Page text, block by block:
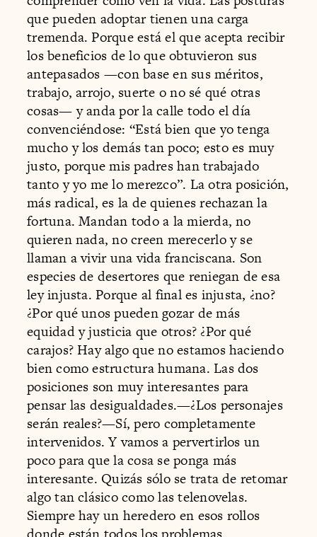
que pueden adoptar tienen una carga
tremenda. Porque está el que acepta recibir
los beneficios de lo que obtuvieron sus
antepasados —con base en sus méritos,
trabajo, arrojo, suerte o no sé qué otras
cosas— y anda por la calle todo el día
convenciéndose: “Está bien que yo tenga
mucho y los demás tan poco; esto es muy
justo, porque mis padres han trabajado
tanto y yo me lo merezco”. La otra posición,
más radical, es la de quienes rechazan la
fortuna. Mandan todo a la mierda, no
quieren nada, no creen merecerlo y se
llaman a vivir una vida franciscana. Son
especies de desertores que reniegan de esa
ley injusta. Porque al final es injusta, ¿no?
¿Por qué unos pueden gozar de más
equidad y justicia que otros? ¿Por qué
carajos? Hay algo que no estamos haciendo
bien como estructura humana. Las dos
posiciones son muy interesantes para
pensar las desigualdades.—¿Los personajes
serán reales?—Sí, pero completamente
intervenidos. Y vamos a pervertirlos un
poco para que la cosa se ponga más
interesante. Quizás sólo se trata de retomar
algo tan clásico como las telenovelas.
Siempre hay un heredero en esos rollos